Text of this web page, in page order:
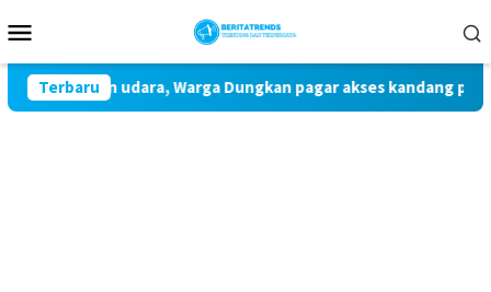
ke
Mobile
Terbaruudara, Warga Dungkan pagar akses kandang pakai